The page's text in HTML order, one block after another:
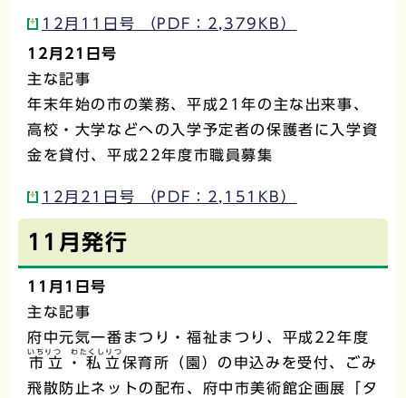
12月11日号 （PDF：2,379KB）
12月21日号
主な記事
年末年始の市の業務、平成21年の主な出来事、
高校・大学などへの入学予定者の保護者に入学資
金を貸付、平成22年度市職員募集
12月21日号 （PDF：2,151KB）
11月発行
11月1日号
主な記事
府中元気一番まつり・福祉まつり、平成22年度
市立・私立
いちりつ わたくしりつ
保育所（園）の申込みを受付、ごみ
飛散防止ネットの配布、府中市美術館企画展「タ